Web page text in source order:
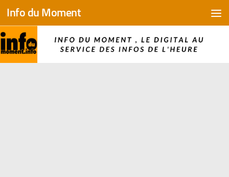
Skip to content
Info du Moment